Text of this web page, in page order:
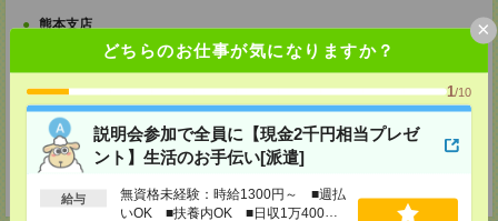
どちらのお仕事が気になりますか？
1/10
説明会参加で全員に【現金2千円相当プレゼ
ント】生活のお手伝い[派遣]
給与
無資格未経験：時給1300円～ ■週払
いOK ■扶養内OK ■日収1万400円
×
熊本支店
〒860-0805 熊本県熊本市中央区桜町2-37 錦桜町ビル8F-A
TEL：0120-936-286
北九州支店
〒802-0005 福岡県北九州市小倉北区堺町２－１－１ 角田ビル小倉 ７０７
号室
TEL：0120-936-286